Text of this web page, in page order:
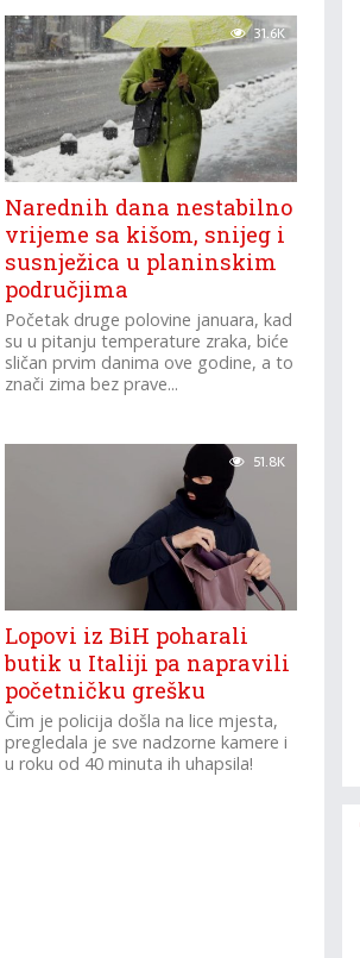
31.6K
Narednih dana nestabilno
vrijeme sa kišom, snijeg i
susnježica u planinskim
područjima
Početak druge polovine januara, kad
su u pitanju temperature zraka, biće
sličan prvim danima ove godine, a to
znači zima bez prave...
51.8K
Lopovi iz BiH poharali
butik u Italiji pa napravili
početničku grešku
Čim je policija došla na lice mjesta,
pregledala je sve nadzorne kamere i
u roku od 40 minuta ih uhapsila!